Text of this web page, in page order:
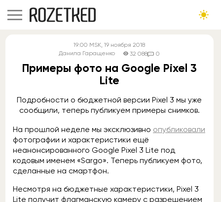
19:00 MSK, 19 ноября 2018
Данила Гаращенко
32 088 0
Примеры фото на Google Pixel 3
Lite
Подробности о бюджетной версии Pixel 3 мы уже
сообщили, теперь публикуем примеры снимков.
На прошлой неделе мы эксклюзивно опубликовали
фотографии и характеристики ещё
неанонсированного Google Pixel 3 Lite под
кодовым именем «Sargo». Теперь публикуем фото,
сделанные на смартфон.
Несмотря на бюджетные характеристики, Pixel 3
Lite получит флагманскую камеру с разрешением